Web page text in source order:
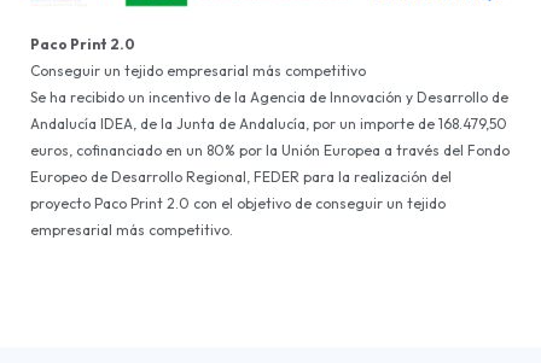
Paco Print 2.0
Conseguir un tejido empresarial más competitivo
Se ha recibido un incentivo de la Agencia de Innovación y Desarrollo de
Andalucía IDEA, de la Junta de Andalucía, por un importe de 168.479,50
euros, cofinanciado en un 80% por la Unión Europea a través del Fondo
Europeo de Desarrollo Regional, FEDER para la realización del
proyecto Paco Print 2.0 con el objetivo de conseguir un tejido
empresarial más competitivo.